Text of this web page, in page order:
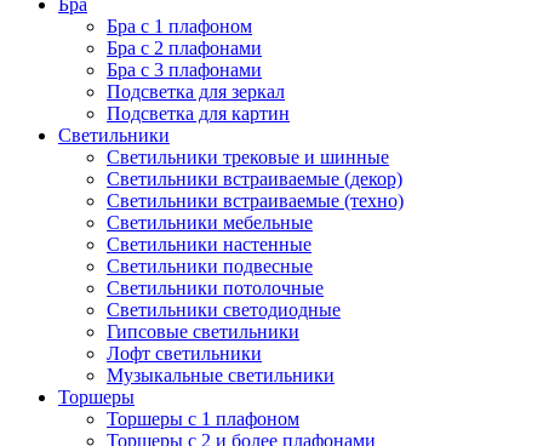
Бра
Бра с 1 плафоном
Бра с 2 плафонами
Бра с 3 плафонами
Подсветка для зеркал
Подсветка для картин
Светильники
Светильники трековые и шинные
Светильники встраиваемые (декор)
Светильники встраиваемые (техно)
Светильники мебельные
Светильники настенные
Светильники подвесные
Светильники потолочные
Светильники светодиодные
Гипсовые светильники
Лофт светильники
Музыкальные светильники
Торшеры
Торшеры с 1 плафоном
Торшеры с 2 и более плафонами